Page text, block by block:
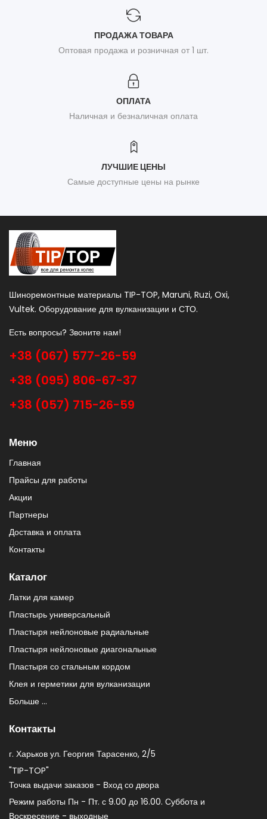
ПРОДАЖА ТОВАРА
Оптовая продажа и розничная от 1 шт.
ОПЛАТА
Наличная и безналичная оплата
ЛУЧШИЕ ЦЕНЫ
Самые доступные цены на рынке
Шиноремонтные материалы TIP-TOP, Maruni, Ruzi, Oxi,
Vultek. Оборудование для вулканизации и СТО.
Есть вопросы? Звоните нам!
+38 (067) 577-26-59
+38 (095) 806-67-37
+38 (057) 715-26-59
Меню
Главная
Прайсы для работы
Акции
Партнеры
Доставка и оплата
Контакты
Каталог
Латки для камер
Пластырь универсальный
Пластыря нейлоновые радиальные
Пластыря нейлоновые диагональные
Пластыря со стальным кордом
Клея и герметики для вулканизации
Больше ...
Контакты
г. Харьков ул. Георгия Тарасенко, 2/5
"TIP-TOP"
Точка выдачи заказов - Вход со двора
Режим работы Пн - Пт. с 9.00 до 16.00. Суббота и
Воскресение - выходные